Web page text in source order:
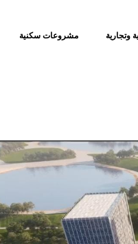
وتجارية مشروعات سكنية